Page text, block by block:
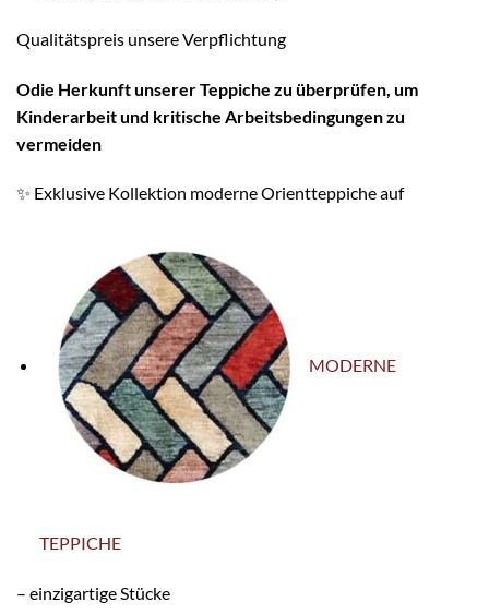
Qualitätspreis unsere Verpflichtung
Odie Herkunft unserer Teppiche zu überprüfen, um
Kinderarbeit und kritische Arbeitsbedingungen zu
vermeiden
✨ Exklusive Kollektion moderne Orientteppiche auf
MODERNE
TEPPICHE
– einzigartige Stücke